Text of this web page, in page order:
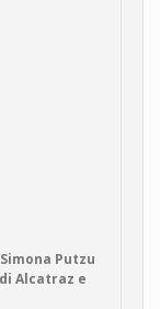
Putzu
Alcatraz e